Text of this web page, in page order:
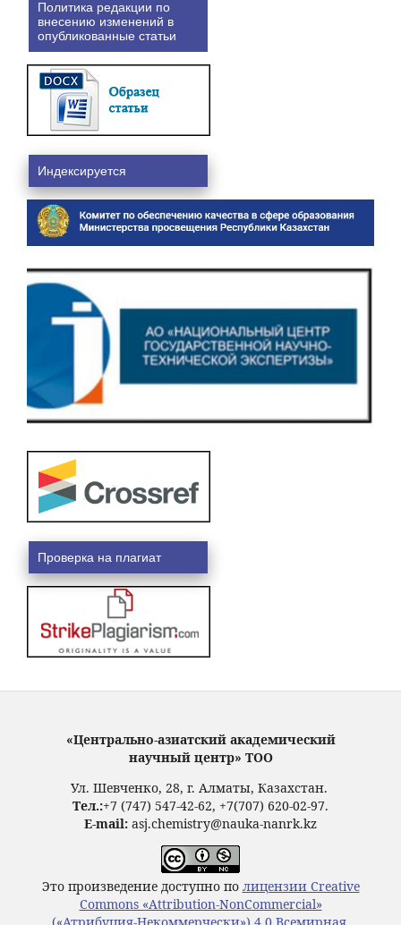
Политика редакции по
внесению изменений в
опубликованные статьи
Индексируется
Проверка на плагиат
«Центрально-азиатский академический
научный центр» ТОО
Ул. Шевченко, 28, г. Алматы, Казахстан.
Тел.:+7 (747) 547-42-62, +7(707) 620-02-97.
E-mail: asj.chemistry@nauka-nanrk.kz
Это произведение доступно по лицензии Creative
Commons «Attribution-NonCommercial»